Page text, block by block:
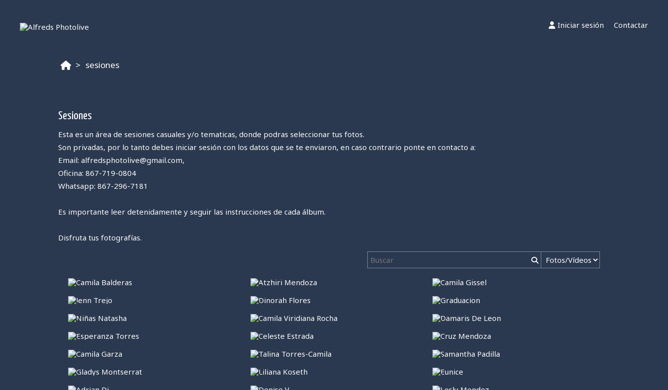
Iniciar sesión Contactar
sesiones
Sesiones
Esta es un área de sesiones casuales y/o tematicas, donde podras seleccionar tus fotos.
Son privadas, por lo tanto debes iniciar sesión con los datos que se te enviaron, en caso contrario ponte en contacto a:
Email: alfredsphotolive@gmail.com,
Oficina: 867-719-0804
Whatsapp: 867-296-7181
Es importante leer detenidamente y seguir las instrucciones de cada álbum.
Disfruta tus fotografías.